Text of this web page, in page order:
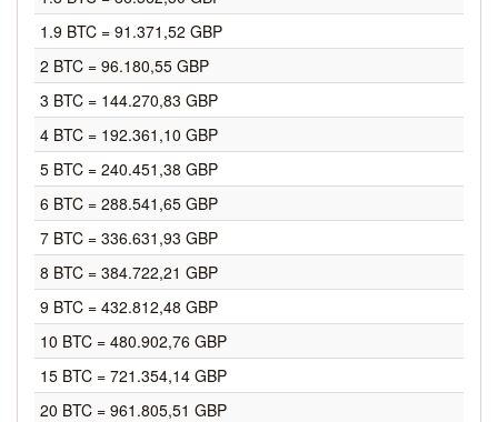
1.9 BTC = 91.371,52 GBP
2 BTC = 96.180,55 GBP
3 BTC = 144.270,83 GBP
4 BTC = 192.361,10 GBP
5 BTC = 240.451,38 GBP
6 BTC = 288.541,65 GBP
7 BTC = 336.631,93 GBP
8 BTC = 384.722,21 GBP
9 BTC = 432.812,48 GBP
10 BTC = 480.902,76 GBP
15 BTC = 721.354,14 GBP
20 BTC = 961.805,51 GBP